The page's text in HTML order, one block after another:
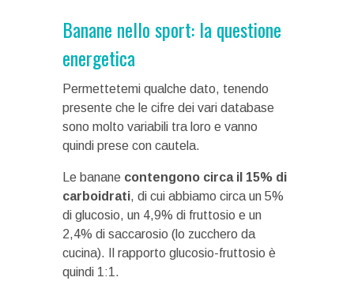
Banane nello sport: la questione
energetica
Permettetemi qualche dato, tenendo
presente che le cifre dei vari database
sono molto variabili tra loro e vanno
quindi prese con cautela.
Le banane contengono circa il 15% di
carboidrati, di cui abbiamo circa un 5%
di glucosio, un 4,9% di fruttosio e un
2,4% di saccarosio (lo zucchero da
cucina). Il rapporto glucosio-fruttosio è
quindi 1:1.